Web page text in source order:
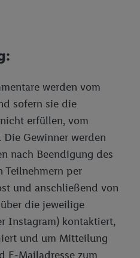
werden vom
sofern sie die
erfüllen, vom
Die Gewinner werden
nach Beendigung des
Teilnehmern per
und anschließend von
die jeweilige
Instagram) kontaktiert,
und um Mitteilung
E-Mailadresse zum